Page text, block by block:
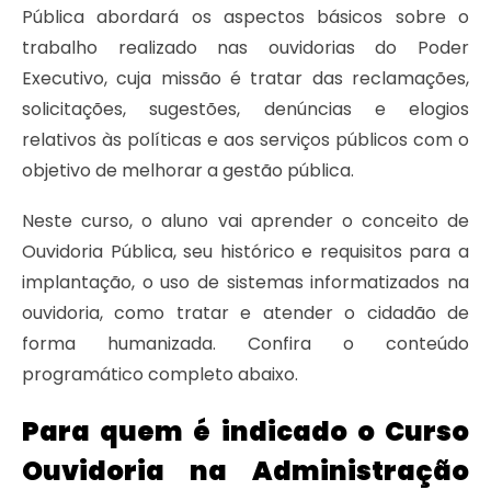
Pública abordará os aspectos básicos sobre o
trabalho realizado nas ouvidorias do Poder
Executivo, cuja missão é tratar das reclamações,
solicitações, sugestões, denúncias e elogios
relativos às políticas e aos serviços públicos com o
objetivo de melhorar a gestão pública.
Neste curso, o aluno vai aprender o conceito de
Ouvidoria Pública, seu histórico e requisitos para a
implantação, o uso de sistemas informatizados na
ouvidoria, como tratar e atender o cidadão de
forma humanizada. Confira o conteúdo
programático completo abaixo.
Para quem é indicado o Curso
Ouvidoria na Administração